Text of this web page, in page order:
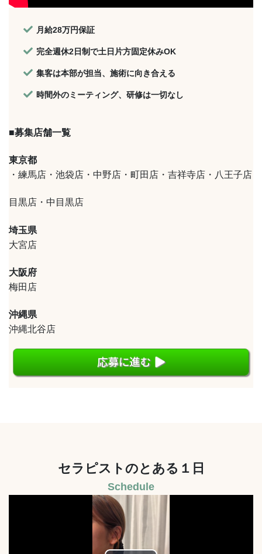
月給28万円保証
完全週休2日制で土日片方固定休みOK
集客は本部が担当、施術に向き合える
時間外のミーティング、研修は一切なし
■募集店舗一覧
東京都
・練馬店・池袋店・中野店・町田店・吉祥寺店・八王子店
目黒店・中目黒店
埼玉県
大宮店
大阪府
梅田店
沖縄県
沖縄北谷店
応募に進む
セラピストのとある１日
Schedule